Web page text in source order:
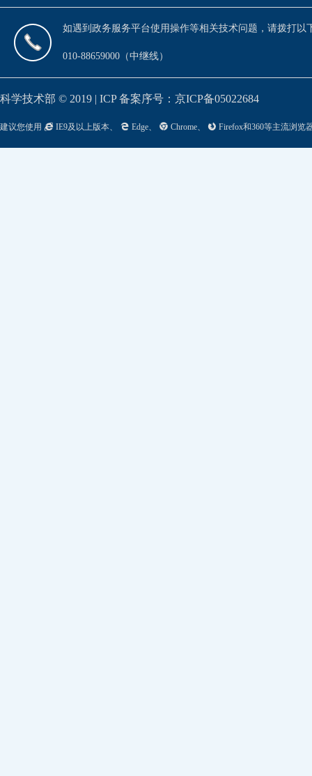
如遇到政务服务平台使用操作等相关技术问题，请拨打以
010-88659000（中继线）
科学技术部 © 2019 | ICP 备案序号：京ICP备05022684
建议您使用 IE9及以上版本、 Edge、 Chrome、 Firefox和360等主流浏览